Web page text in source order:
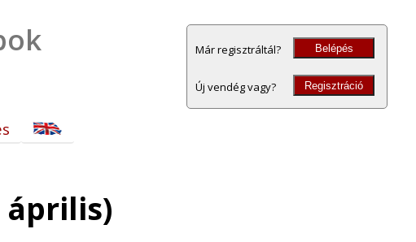
Már regisztráltál? Belépés
Új vendég vagy? Regisztráció
április)